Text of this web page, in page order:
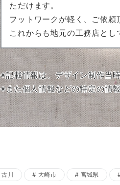
ただけます。
フットワークが軽く、ご依頼
これからも地元の工務店とし
※記載情報は、デザイン制作当
※また個人情報などの特定の情
古川 大崎市 宮城県